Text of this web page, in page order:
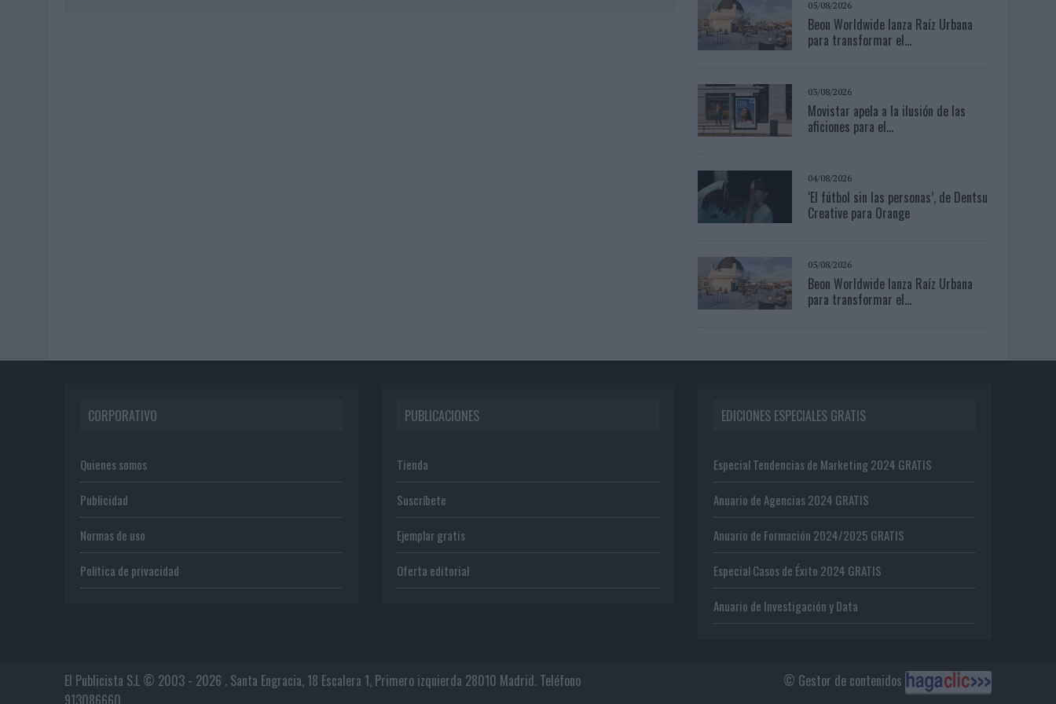
05/08/2026
Beon Worldwide lanza Raíz Urbana
para transformar el...
03/08/2026
Movistar apela a la ilusión de las
aficiones para el...
04/08/2026
‘El fútbol sin las personas’, de Dentsu
Creative para Orange
05/08/2026
Beon Worldwide lanza Raíz Urbana
para transformar el...
CORPORATIVO
Quienes somos
Publicidad
Normas de uso
Política de privacidad
PUBLICACIONES
Tienda
Suscríbete
Ejemplar gratis
Oferta editorial
EDICIONES ESPECIALES GRATIS
Especial Tendencias de Marketing 2024 GRATIS
Anuario de Agencias 2024 GRATIS
Anuario de Formación 2024/2025 GRATIS
Especial Casos de Éxito 2024 GRATIS
Anuario de Investigación y Data
© Gestor de contenidos
El Publicista S.L © 2003 - 2026 . Santa Engracia, 18 Escalera 1, Primero izquierda 28010 Madrid. Teléfono
913086660.